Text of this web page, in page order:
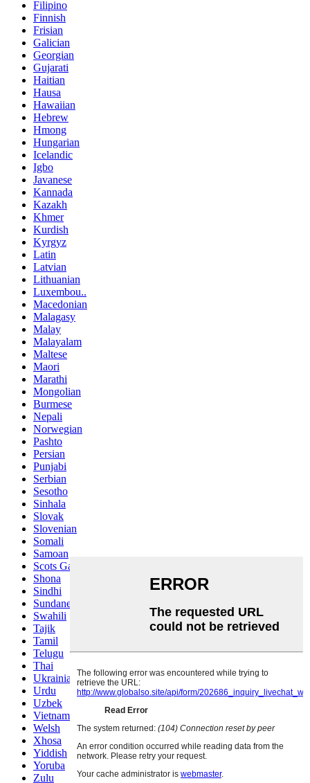
Filipino
Finnish
Frisian
Galician
Georgian
Gujarati
Haitian
Hausa
Hawaiian
Hebrew
Hmong
Hungarian
Icelandic
Igbo
Javanese
Kannada
Kazakh
Khmer
Kurdish
Kyrgyz
Latin
Latvian
Lithuanian
Luxembou..
Macedonian
Malagasy
Malay
Malayalam
Maltese
Maori
Marathi
Mongolian
Burmese
Nepali
Norwegian
Pashto
Persian
Punjabi
Serbian
Sesotho
Sinhala
Slovak
Slovenian
Somali
Samoan
Scots Gaelic
Shona
Sindhi
Sundanese
Swahili
Tajik
Tamil
Telugu
Thai
Ukrainian
Urdu
Uzbek
Vietnamese
Welsh
Xhosa
Yiddish
Yoruba
Zulu